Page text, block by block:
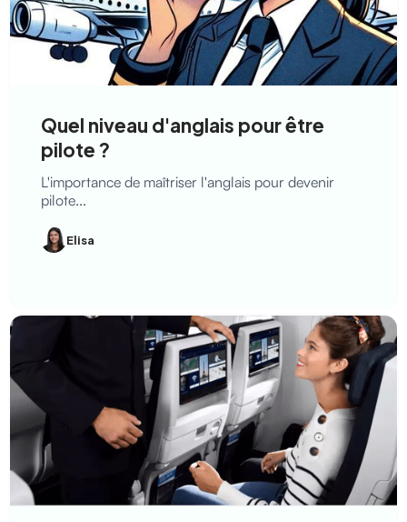
Quel niveau d'anglais pour être
pilote ?
L'importance de maîtriser l'anglais pour devenir
pilote...
Elisa